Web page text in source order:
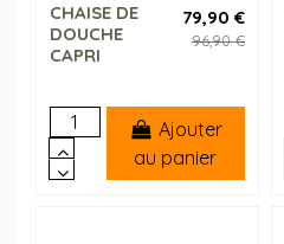
CHAISE DE
DOUCHE
CAPRI
79,90 €
96,90 €
Ajouter
au panier